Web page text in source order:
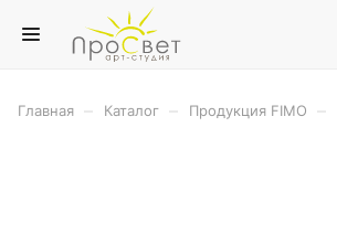
Главная Каталог Продукция FIMO